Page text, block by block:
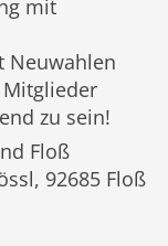
mit
Neuwahlen
zu sein!
Floß
92685 Floß